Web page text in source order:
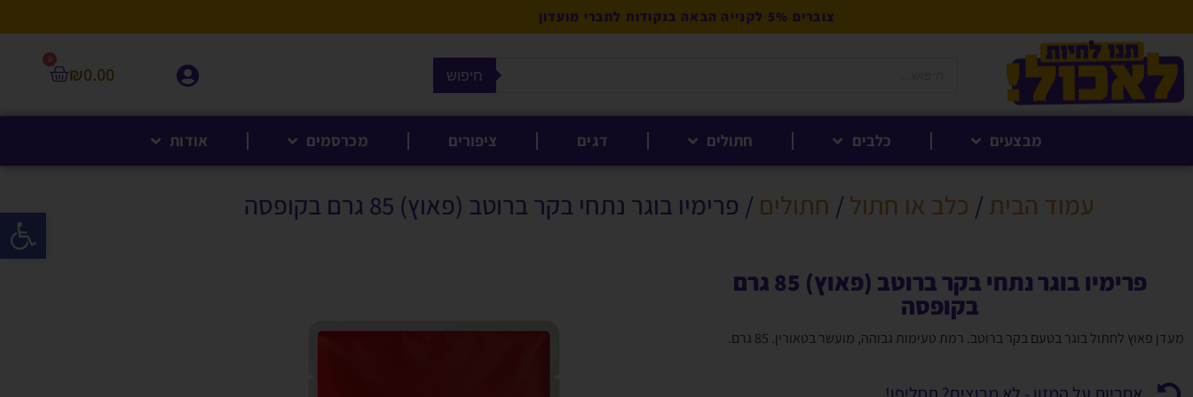
פתח
צוברים 5% לקנייה הבאה בנקודות לחברי מועדון
חיפוש ₪0.00
0
מבצעים כלבים חתולים דגים ציפורים מכרסמים אודות
עמוד הבית / כלב או חתול / חתולים / פרימיו בוגר נתחי בקר ברוטב (פאוץ) 85 גרם בקופסה
פרימיו בוגר נתחי בקר ברוטב (פאוץ) 85 גרם
בקופסה
מעדן פאוץ לחתול בוגר בטעם בקר ברוטב. רמת טעימות גבוהה, מועשר בטאורין. 85 גרם.